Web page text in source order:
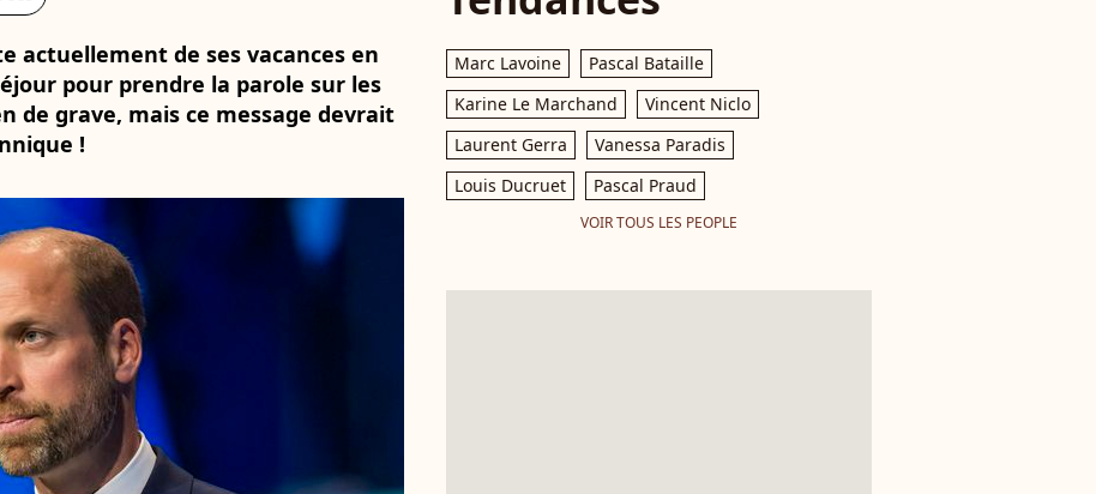
actuellement de ses vacances en
pour prendre la parole sur les
de grave, mais ce message devrait
!
Marc Lavoine
Pascal Bataille
Karine Le Marchand
Vincent Niclo
Laurent Gerra
Vanessa Paradis
Louis Ducruet
Pascal Praud
VOIR TOUS LES PEOPLE